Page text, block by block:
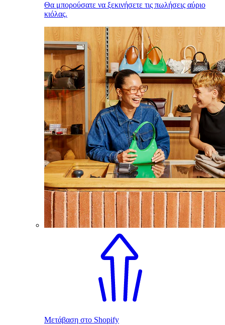
Θα μπορούσατε να ξεκινήσετε τις πωλήσεις αύριο
κιόλας.
Μετάβαση στο Shopify